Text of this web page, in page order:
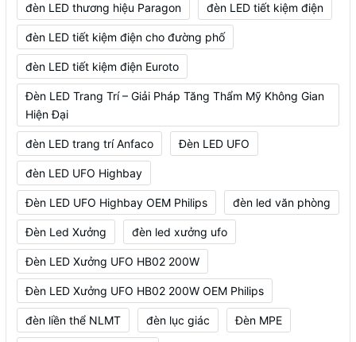
đèn LED thương hiệu Paragon đèn LED tiết kiệm điện
đèn LED tiết kiệm điện cho đường phố
đèn LED tiết kiệm điện Euroto
Đèn LED Trang Trí – Giải Pháp Tăng Thẩm Mỹ Không Gian
Hiện Đại
đèn LED trang trí Anfaco Đèn LED UFO
đèn LED UFO Highbay
Đèn LED UFO Highbay OEM Philips đèn led văn phòng
Đèn Led Xưởng đèn led xưởng ufo
Đèn LED Xưởng UFO HB02 200W
Đèn LED Xưởng UFO HB02 200W OEM Philips
đèn liền thể NLMT đèn lục giác Đèn MPE